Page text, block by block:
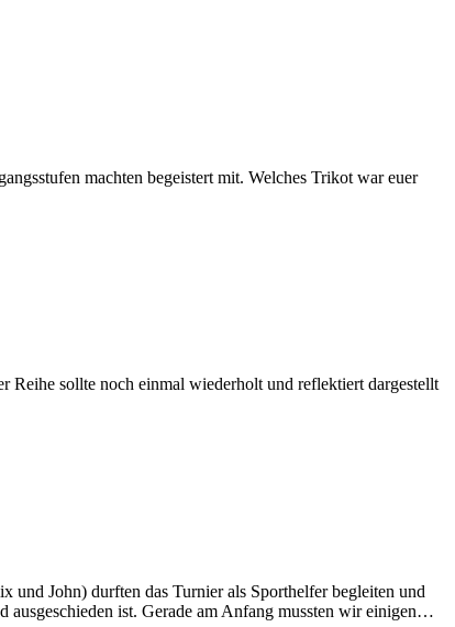
machten begeistert mit. Welches Trikot war euer
Reihe sollte noch einmal wiederholt und reflektiert dargestellt
John) durften das Turnier als Sporthelfer begleiten und
ausgeschieden ist. Gerade am Anfang mussten wir einigen…